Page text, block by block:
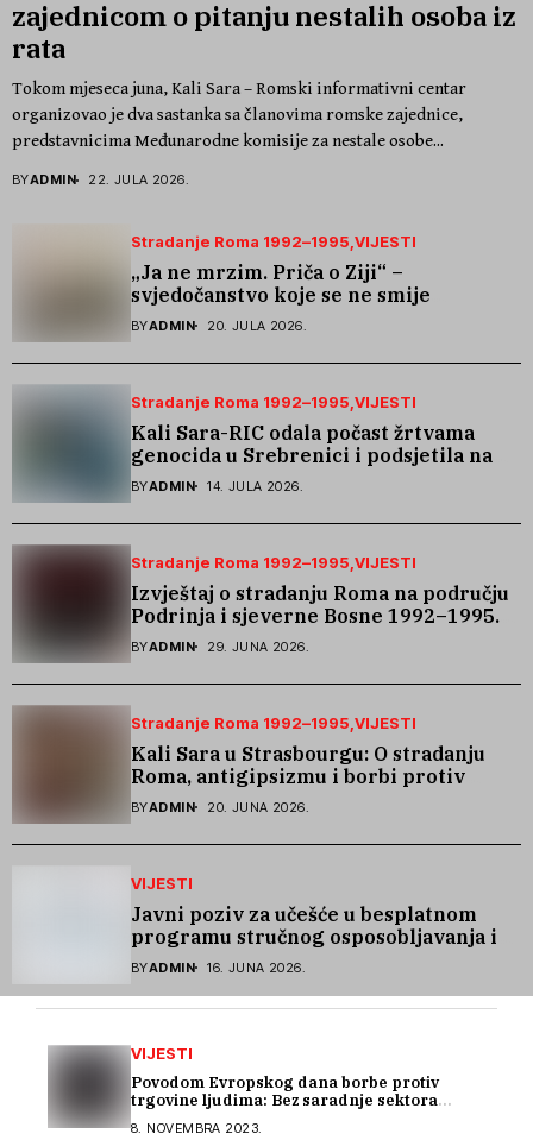
zajednicom o pitanju nestalih osoba iz
rata
Tokom mjeseca juna, Kali Sara – Romski informativni centar
organizovao je dva sastanka sa članovima romske zajednice,
predstavnicima Međunarodne komisije za nestale osobe...
BYADMIN 22. JULA 2026.
Stradanje Roma 1992–1995 VIJESTI
„Ja ne mrzim. Priča o Ziji“ –
svjedočanstvo koje se ne smije
zaboraviti
BYADMIN 20. JULA 2026.
Stradanje Roma 1992–1995 VIJESTI
Kali Sara-RIC odala počast žrtvama
genocida u Srebrenici i podsjetila na
stradanje Roma iz Skočića
BYADMIN 14. JULA 2026.
Stradanje Roma 1992–1995 VIJESTI
Izvještaj o stradanju Roma na području
Podrinja i sjeverne Bosne 1992–1995.
godine
BYADMIN 29. JUNA 2026.
Stradanje Roma 1992–1995 VIJESTI
Kali Sara u Strasbourgu: O stradanju
Roma, antigipsizmu i borbi protiv
govora mržnje
BYADMIN 20. JUNA 2026.
VIJESTI
Javni poziv za učešće u besplatnom
programu stručnog osposobljavanja i
podrške pri zapošljavanju
BYADMIN 16. JUNA 2026.
VIJESTI
Povodom Evropskog dana borbe protiv
trgovine ljudima: Bez saradnje sektora
8. NOVEMBRA 2023.